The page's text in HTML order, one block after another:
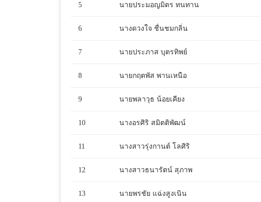
5 นายประมอญมิตร ทนทาน
6 นางดวงใจ ชื่นชมกลิ่น
7 นายประภาส บุตรทิพย์
8 นายกฤตพัส พานเหนือ
9 นายพลาวุธ น้อยเคียง
10 นางอรศิริ สมิตติพัฒน์
11 นางสาวรุ่งกานต์ โลศิริ
12 นางสาวธนารัตน์ สุภาพ
13 นายพรชัย แฉ่งสูงเนิน